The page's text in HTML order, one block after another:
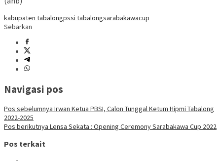
kabupaten tabalongpssi tabalongsarabakawacup
Sebarkan
Navigasi pos
Pos sebelumnya Irwan Ketua PBSI, Calon Tunggal Ketum Hipmi Tabalong
2022-2025
Pos berikutnya Lensa Sekata : Opening Ceremony Sarabakawa Cup 2022
Pos terkait